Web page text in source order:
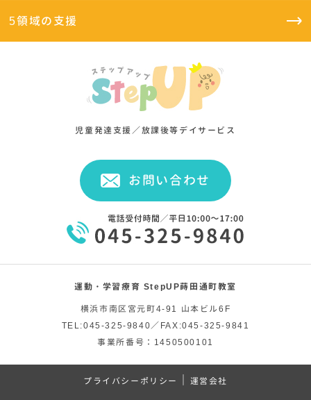
5領域の支援
児童発達支援／放課後等デイサービス
お問い合わせ
運動・学習療育 StepUP蒔田通町教室
横浜市南区宮元町4-91 山本ビル6F
TEL:045-325-9840／FAX:045-325-9841
事業所番号：1450500101
プライバシーポリシー 運営会社